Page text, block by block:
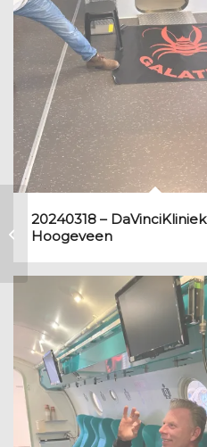
20240318 – DaVinciKliniek
Hoogeveen
Dank aan de
evenementencommissie